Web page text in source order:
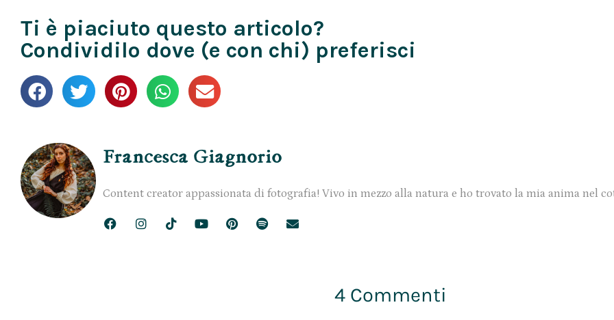
Ti è piaciuto questo articolo?
Condividilo dove (e con chi) preferisci
Francesca Giagnorio
Content creator appassionata di fotografia! Vivo in mezzo alla natura e ho trovato la mia anima nel
4 Commenti